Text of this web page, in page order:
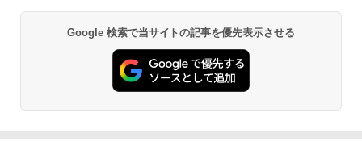
Google 検索で当サイトの記事を優先表示させる